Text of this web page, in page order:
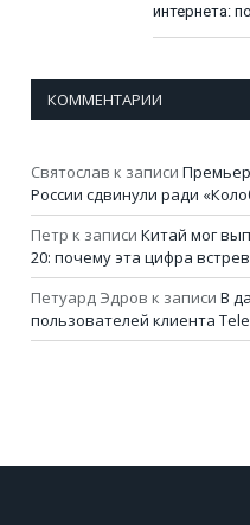
интернета:
КОММЕНТАРИИ
Святослав к записи
России сдвинули ради
Петр к записи Китай мог
20: почему эта цифра
Петуард Эдров к записи В
пользователей клиента